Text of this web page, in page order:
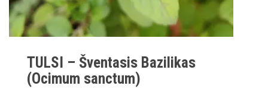
TULSI – Šventasis Bazilikas
(Ocimum sanctum)